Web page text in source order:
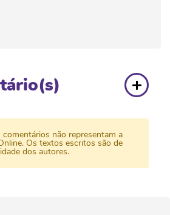
comentários não representam a
Os textos escritos são de
dos autores.